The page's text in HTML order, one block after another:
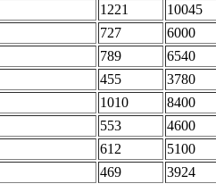
1221 10045
727 6000
789 6540
455 3780
1010 8400
553 4600
612 5100
469 3924